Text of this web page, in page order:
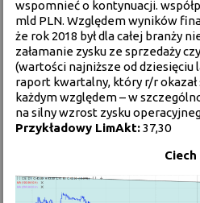
wspomnieć o kontynuacji.
mld PLN. Względem wyników
że rok 2018 był dla całej branży
załamanie zysku ze sprzedaży
(wartości najniższe od dziesięciu
raport kwartalny, który r/r
każdym względem – w
na silny wzrost zysku
Przykładowy LimAkt:37,30
Ciech